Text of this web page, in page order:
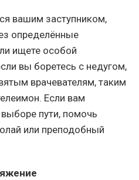
вашим заступником,
определённые
ищете особой
вы боретесь с недугом,
врачевателям, таким
Если вам
пути, помочь
или преподобный